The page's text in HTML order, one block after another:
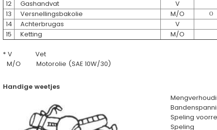
12
Gashandvat
V
13
Versnellingsbakolie M/O O
14 Achterbrugas
V
15
Ketting M/O
* V Vet
M/O Motorolie (SAE 10W/30)
Handige weetjes
Speling
Speling